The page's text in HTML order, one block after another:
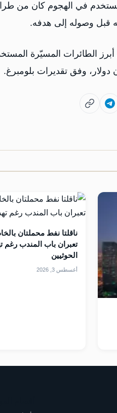
قبل وصوله إلى هدفه.
«إم كيو-9 ريبر» من أبرز الطائرات
ناقلتا نفط محملتان
تعبران باب المندب رغم
الحوثيين
أغسطس 3, 2026